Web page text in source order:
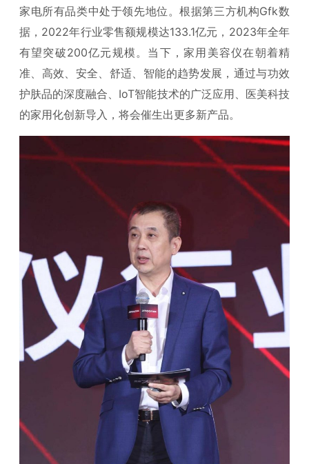
家电所有品类中处于领先地位。根据第三方机构Gfk数
据，2022年行业零售额规模达133.1亿元，2023年全年
有望突破200亿元规模。当下，家用美容仪在朝着精
准、高效、安全、舒适、智能的趋势发展，通过与功效
护肤品的深度融合、IoT智能技术的广泛应用、医美科技
的家用化创新导入，将会催生出更多新产品。